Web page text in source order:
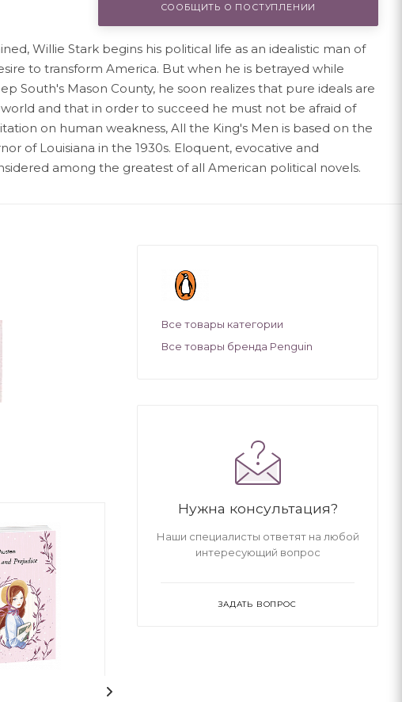
СООБЩИТЬ О ПОСТУПЛЕНИИ
Willie Stark begins his political life as an idealistic man of
to transform America. But when he is betrayed while
South's Mason County, he soon realizes that pure ideals are
and that in order to succeed he must not be afraid of
on human weakness, All the King's Men is based on the
of Louisiana in the 1930s. Eloquent, evocative and
among the greatest of all American political novels.
Все товары категории
Все товары бренда Penguin
Нужна консультация?
Наши специалисты ответят на любой
интересующий вопрос
ЗАДАТЬ ВОПРОС